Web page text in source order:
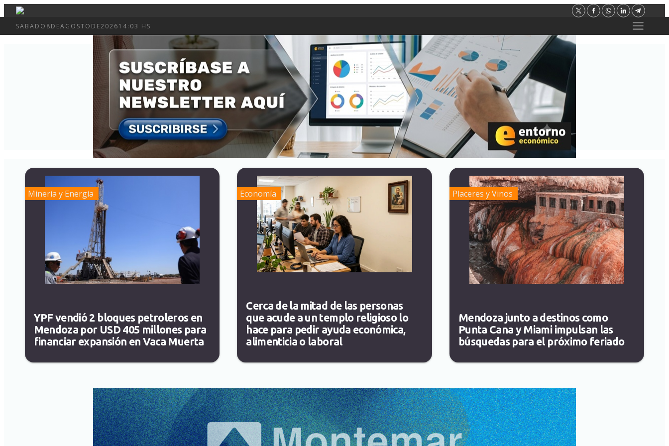
SABADO 8DEAGOSTO DE202614:03 HS
Minería y Energía
YPF vendió 2 bloques petroleros en
Mendoza por USD 405 millones para
financiar expansión en Vaca Muerta
Economía
Cerca de la mitad de las personas
que acude a un templo religioso lo
hace para pedir ayuda económica,
alimenticia o laboral
Placeres y Vinos
Mendoza junto a destinos como
Punta Cana y Miami impulsan las
búsquedas para el próximo feriado